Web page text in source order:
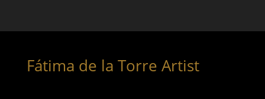
Fátima de la Torre Artist